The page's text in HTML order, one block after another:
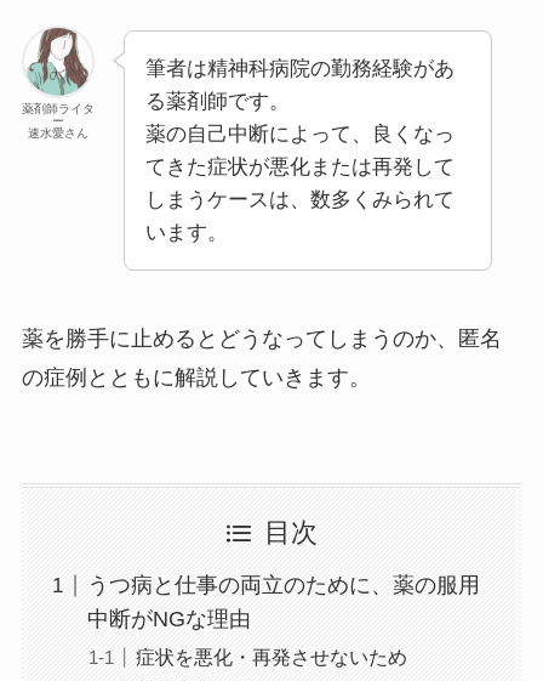
薬剤師ライタ
ー
速水愛さん
筆者は精神科病院の勤務経験があ
る薬剤師です。
薬の自己中断によって、良くなっ
てきた症状が悪化または再発して
しまうケースは、数多くみられて
います。
薬を勝手に止めるとどうなってしまうのか、匿名
の症例とともに解説していきます。
目次
うつ病と仕事の両立のために、薬の服用
中断がNGな理由
症状を悪化・再発させないため